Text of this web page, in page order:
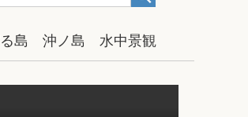
る島 沖ノ島 水中景観